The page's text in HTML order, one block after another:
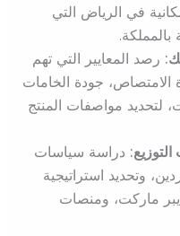
في الرياض التي
رصد المعايير التي تهم
الامتصاص، جودة الخامات
لتحديد مواصفات المنتج
دراسة سياسات
وتحديد استراتيجية
ماركت، ومنصات